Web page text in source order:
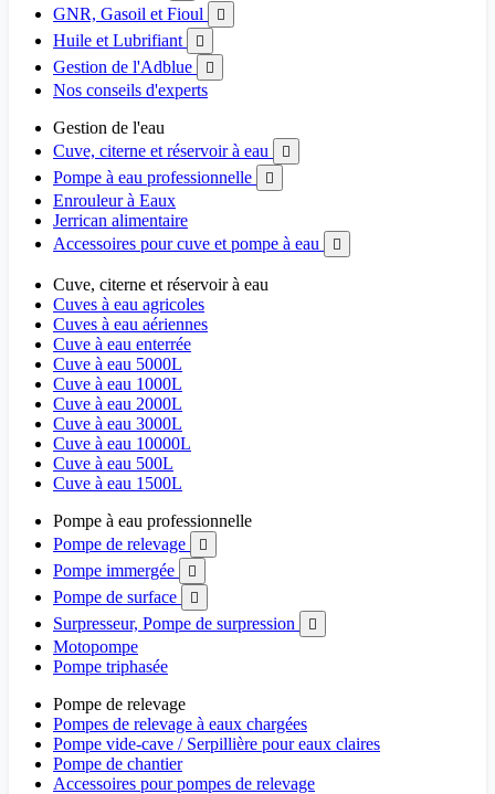
GNR, Gasoil et Fioul 
Huile et Lubrifiant 
Gestion de l'Adblue 
Nos conseils d'experts
Gestion de l'eau
Cuve, citerne et réservoir à eau

Pompe à eau professionnelle 
Enrouleur à Eaux
Jerrican alimentaire
Accessoires pour cuve et pompe à eau

Cuve, citerne et réservoir à eau
Cuves à eau agricoles
Cuves à eau aériennes
Cuve à eau enterrée
Cuve à eau 5000L
Cuve à eau 1000L
Cuve à eau 2000L
Cuve à eau 3000L
Cuve à eau 10000L
Cuve à eau 500L
Cuve à eau 1500L
Pompe à eau professionnelle
Pompe de relevage

Pompe immergée 
Pompe de surface 
Surpresseur, Pompe de surpression 
Motopompe
Pompe triphasée
Pompe de relevage
Pompes de relevage à eaux chargées
Pompe vide-cave / Serpillière pour eaux claires
Pompe de chantier
Accessoires pour pompes de relevage